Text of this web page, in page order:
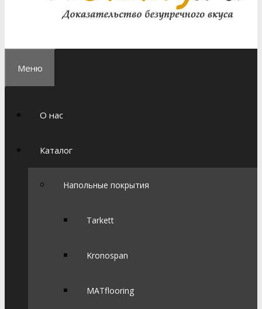
Меню
О нас
Каталог
Напольные покрытия
Tarkett
Kronospan
MATflooring